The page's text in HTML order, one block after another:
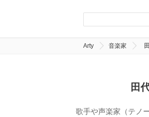
Arty 音楽家
田
歌手や声楽家（テノ